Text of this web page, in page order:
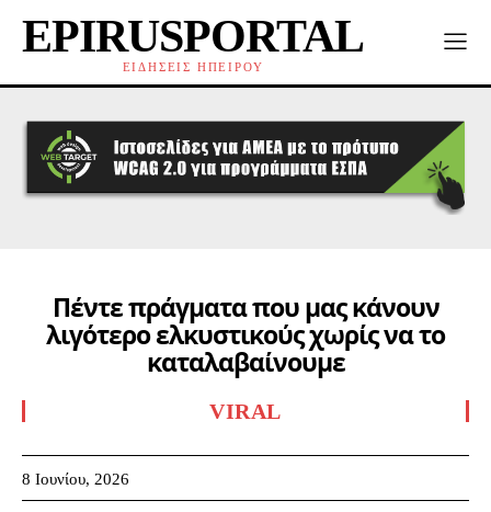
EPIRUSPORTAL
ΕΙΔΗΣΕΙΣ ΗΠΕΙΡΟΥ
Πέντε πράγματα που μας κάνουν
λιγότερο ελκυστικούς χωρίς να το
καταλαβαίνουμε
VIRAL
8 Ιουνίου, 2026